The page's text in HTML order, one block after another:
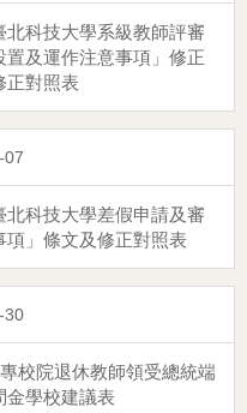
北科技大學系級教師評審
置及運作注意事項」修正
正對照表
07
北科技大學差假申請及審
項」條文及修正對照表
30
校院退休教師領受總統端
金學校建議表